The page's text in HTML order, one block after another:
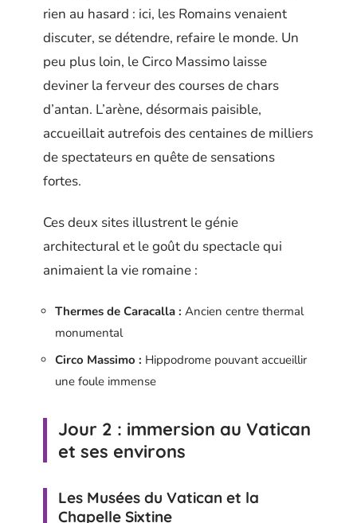
rien au hasard : ici, les Romains venaient
discuter, se détendre, refaire le monde. Un
peu plus loin, le Circo Massimo laisse
deviner la ferveur des courses de chars
d’antan. L’arène, désormais paisible,
accueillait autrefois des centaines de milliers
de spectateurs en quête de sensations
fortes.
Ces deux sites illustrent le génie
architectural et le goût du spectacle qui
animaient la vie romaine :
Thermes de Caracalla : Ancien centre thermal
monumental
Circo Massimo : Hippodrome pouvant accueillir
une foule immense
Jour 2 : immersion au Vatican
et ses environs
Les Musées du Vatican et la
Chapelle Sixtine